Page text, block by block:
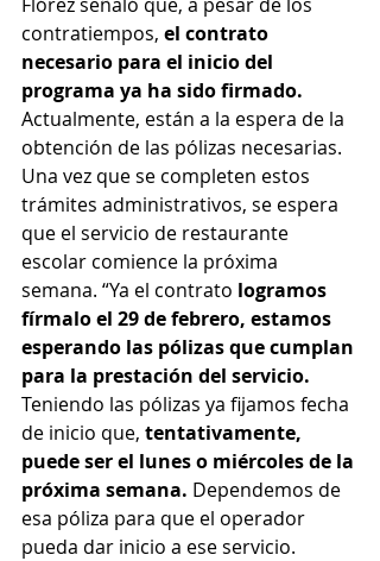
contratiempos, el contrato
necesario para el inicio del
programa ya ha sido firmado.
Actualmente, están a la espera de la
obtención de las pólizas necesarias.
Una vez que se completen estos
trámites administrativos, se espera
que el servicio de restaurante
escolar comience la próxima
semana. “Ya el contrato logramos
fírmalo el 29 de febrero, estamos
esperando las pólizas que cumplan
para la prestación del servicio.
Teniendo las pólizas ya fijamos fecha
de inicio que, tentativamente,
puede ser el lunes o miércoles de la
próxima semana. Dependemos de
esa póliza para que el operador
pueda dar inicio a ese servicio.